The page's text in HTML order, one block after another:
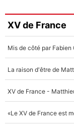
XV de France